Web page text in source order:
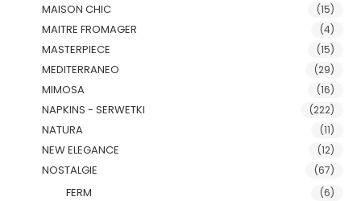
MAISON CHIC (15)
MAITRE FROMAGER (4)
MASTERPIECE (15)
MEDITERRANEO (29)
MIMOSA (16)
NAPKINS - SERWETKI (222)
NATURA (11)
NEW ELEGANCE (12)
NOSTALGIE (67)
FERM (6)